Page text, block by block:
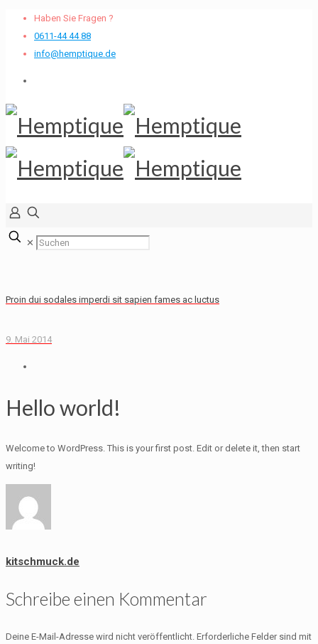
Haben Sie Fragen ?
0611-44 44 88
info@hemptique.de
✕
Proin dui sodales imperdi sit sapien fames ac luctus
9. Mai 2014
Hello world!
Welcome to WordPress. This is your first post. Edit or delete it, then start
writing!
kitschmuck.de
Schreibe einen Kommentar
Deine E-Mail-Adresse wird nicht veröffentlicht. Erforderliche Felder sind mit